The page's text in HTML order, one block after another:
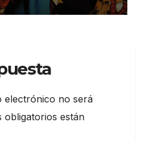
electrónico no será
obligatorios están